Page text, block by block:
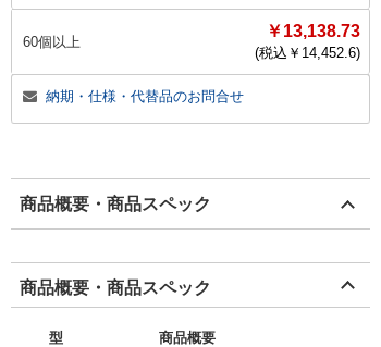
60個以上
￥13,138.73
(税込￥ 14,452.6)
納期・仕様・代替品のお問合せ
商品概要・商品スペック
商品概要・商品スペック
型 商品概要